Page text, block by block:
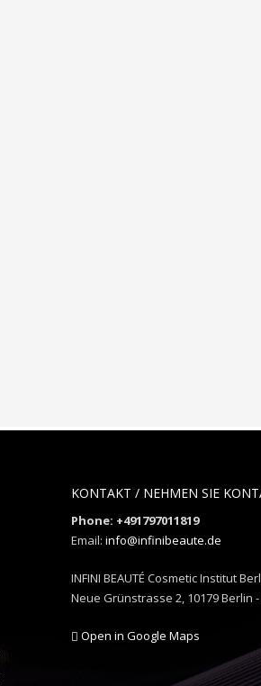
KONTAKT / NEHMEN SIE
Phone: +491797011819
Email: info@infinibeaute.de
INFINI BEAUTÉ Cosmetic Institut
Neue Grünstrasse 2, 10179 Berlin
Open in Google Maps